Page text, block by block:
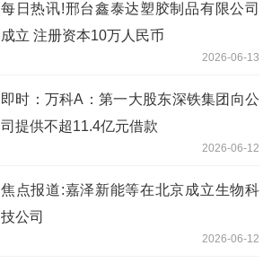
每日热讯!邢台鑫泰达塑胶制品有限公司
成立 注册资本10万人民币
2026-06-13
即时：万科A：第一大股东深铁集团向公
司提供不超11.4亿元借款
2026-06-12
焦点报道:嘉泽新能等在北京成立生物科
技公司
2026-06-12